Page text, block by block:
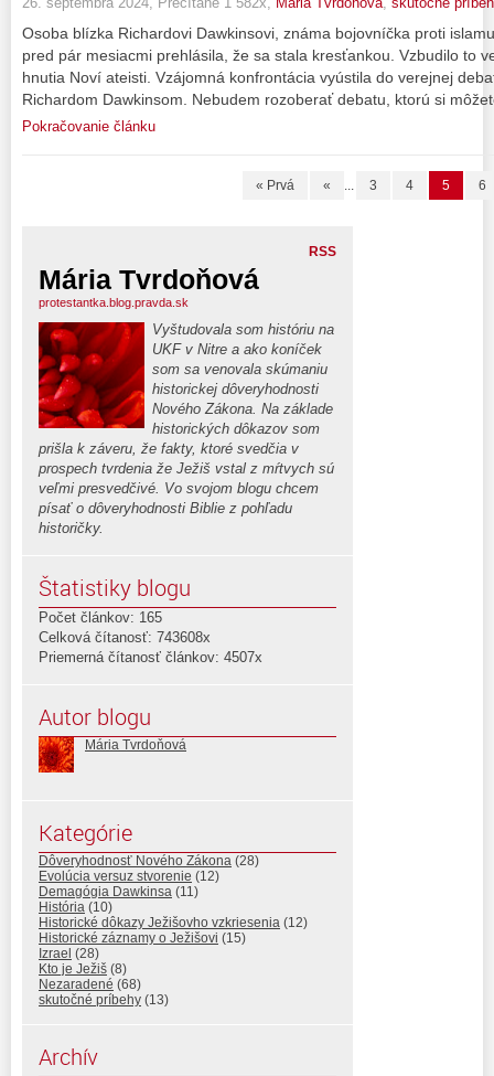
Osoba blízka Richardovi Dawkinsovi, známa bojovníčka proti
pred pár mesiacmi prehlásila, že sa stala kresťankou. Vzbudilo to
hnutia Noví ateisti. Vzájomná konfrontácia vyústila do verejnej
Richardom Dawkinsom. Nebudem rozoberať debatu, ktorú si
Pokračovanie článku
« Prvá « ... 3 4 5 6
RSS
Mária Tvrdoňová
protestantka.blog.pravda.sk
Vyštudovala som históriu na
UKF v Nitre a ako koníček
som sa venovala skúmaniu
historickej dôveryhodnosti
Nového Zákona. Na základe
historických dôkazov som
prišla k záveru, že fakty, ktoré svedčia v
prospech tvrdenia že Ježiš vstal z mŕtvych sú
veľmi presvedčivé. Vo svojom blogu chcem
písať o dôveryhodnosti Biblie z pohľadu
historičky.
Štatistiky blogu
Počet článkov: 165
Celková čítanosť: 743608x
Priemerná čítanosť článkov: 4507x
Autor blogu
Mária Tvrdoňová
Kategórie
Dôveryhodnosť Nového Zákona (28)
Evolúcia versuz stvorenie (12)
Demagógia Dawkinsa (11)
História (10)
Historické dôkazy Ježišovho vzkriesenia (12)
Historické záznamy o Ježišovi (15)
Izrael (28)
Kto je Ježiš (8)
Nezaradené (68)
skutočné príbehy (13)
Archív